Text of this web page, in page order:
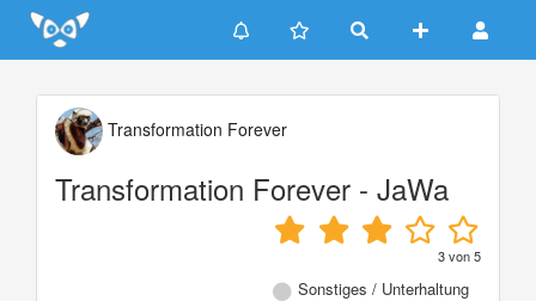
Update cookies preferences
Transformation Forever
Transformation Forever - JaWa
3von5
Sonstiges / Unterhaltung